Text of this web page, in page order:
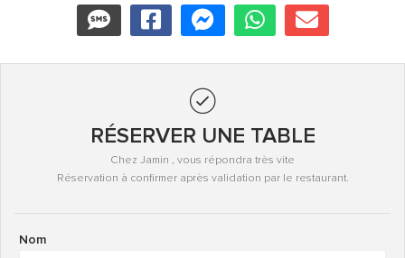
RÉSERVER UNE TABLE
Chez Jamin , vous répondra très vite
Réservation à confirmer après validation par le restaurant.
Nom